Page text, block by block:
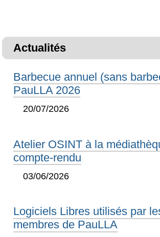
Actualités
Barbecue annuel (sans
PauLLA 2026
20/07/2026
Atelier OSINT à la
compte-rendu
03/06/2026
Logiciels Libres utilisés par
membres de PauLLA